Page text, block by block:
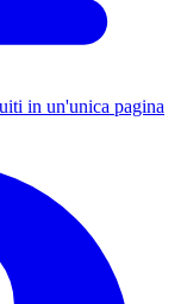
in un'unica pagina